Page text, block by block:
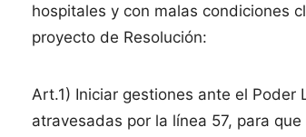
hospitales y con malas condiciones
proyecto de Resolución:
Art.1) Iniciar gestiones ante el
atravesadas por la línea 57, para